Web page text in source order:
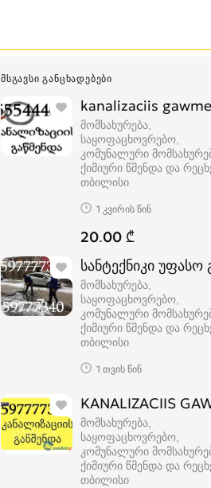
ᲛᲡᲒᲐᲕᲡᲘ ᲒᲐᲜᲪᲮᲐᲓᲔᲑᲔᲑᲘ
kanalizaciis
მომსახურება,
საყოფაცხოვრებო,
კომუნალური
ქიმიური წმენდა და
თბილისი
1 კვირის წინ
20.00 ₾
სანტექნიკი
მომსახურება,
საყოფაცხოვრებო,
კომუნალური
ქიმიური წმენდა და
თბილისი
1 თვის წინ
KANALIZACIIS
მომსახურება,
საყოფაცხოვრებო,
კომუნალური
ქიმიური წმენდა და
თბილისი